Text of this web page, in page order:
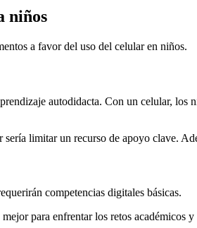
niños
a favor del uso del celular en niños.
autodidacta. Con un celular,
limitar un recurso de apoyo clave.
competencias digitales básicas.
para enfrentar los retos académicos